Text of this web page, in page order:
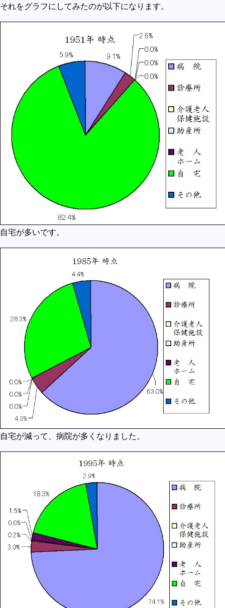
それをグラフにしてみたのが以下になります。
自宅が多いです。
自宅が減って、病院が多くなりました。